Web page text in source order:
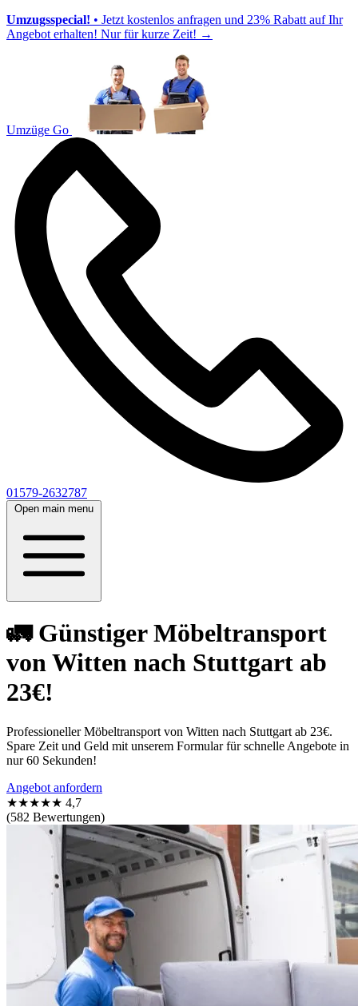
Umzugsspecial! • Jetzt kostenlos anfragen und 23% Rabatt auf Ihr
Angebot erhalten! Nur für kurze Zeit! →
Umzüge Go
01579-2632787
Open main menu
🚛 Günstiger Möbeltransport
von Witten nach Stuttgart ab
23€!
Professioneller Möbeltransport von Witten nach Stuttgart ab 23€.
Spare Zeit und Geld mit unserem Formular für schnelle Angebote in
nur 60 Sekunden!
Angebot anfordern
★★★★★ 4,7
(582 Bewertungen)